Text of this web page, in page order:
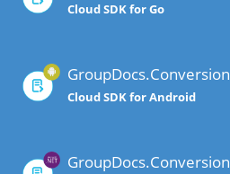
Cloud SDK for Go
GroupDocs.Conversion
Cloud SDK for Android
GroupDocs.Conversion